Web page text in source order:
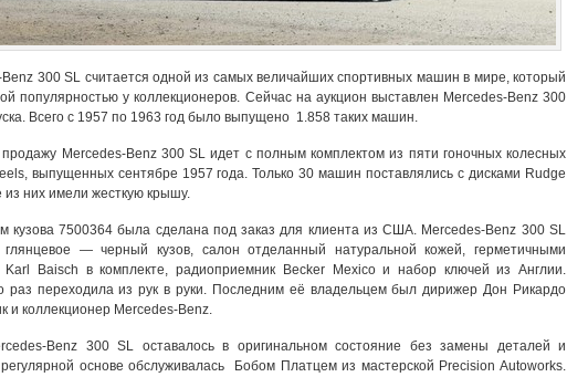
Benz 300 SL считается одной из самых величайших спортивных машин в мире, который
популярностью у коллекционеров. Сейчас на аукцион выставлен Mercedes-Benz 300
Всего с 1957 по 1963 год было выпущено 1.858 таких машин.
Mercedes-Benz 300 SL идет с полным комплектом из пяти гоночных колесных
выпущенных сентябре 1957 года. Только 30 машин поставлялись с дисками Rudge
из них имели жесткую крышу.
кузова 7500364 была сделана под заказ для клиента из США. Mercedes-Benz 300 SL
— черный кузов, салон отделанный натуральной кожей, герметичными
Baisch в комплекте, радиоприемник Becker Mexico и набор ключей из Англии.
раз переходила из рук в руки. Последним её владельцем был дирижер Дон Рикардо
и коллекционер Mercedes-Benz.
Benz 300 SL оставалось в оригинальном состояние без замены деталей и
основе обслуживалась Бобом Платцем из мастерской Precision Autoworks.